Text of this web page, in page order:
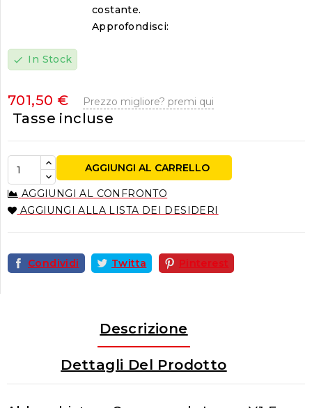
costante.
Approfondisci:
check In Stock
701,50 € Prezzo migliore? premi qui
Tasse incluse
AGGIUNGI AL CARRELLO
AGGIUNGI AL CONFRONTO
AGGIUNGI ALLA LISTA DEI DESIDERI
Condividi Twitta Pinterest
Descrizione
Dettagli Del Prodotto